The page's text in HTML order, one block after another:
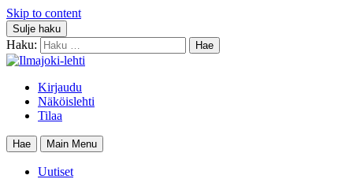
Skip to content
Sulje haku
Haku:
Kirjaudu
Näköislehti
Tilaa
Hae Main Menu
Uutiset